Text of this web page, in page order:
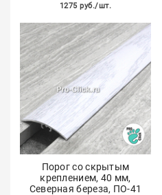
1275 руб./шт.
Порог со скрытым
креплением, 40 мм,
Северная береза, ПО-41